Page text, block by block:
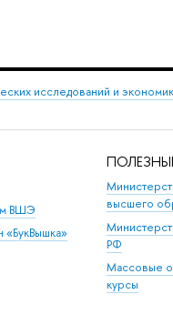
исследований и
ВШЭ
«БукВышка»
высшего
РФ
Массовые
курсы